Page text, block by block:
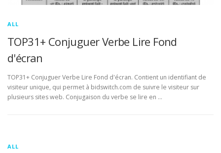
ALL
TOP31+ Conjuguer Verbe Lire Fond
d'écran
TOP31+ Conjuguer Verbe Lire Fond d'écran. Contient un identifiant de
visiteur unique, qui permet à bidswitch.com de suivre le visiteur sur
plusieurs sites web. Conjugaison du verbe se lire en …
ALL